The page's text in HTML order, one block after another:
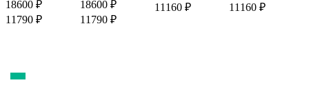
18600 ₽
11790 ₽
18600 ₽
11790 ₽
11160 ₽
11160 ₽